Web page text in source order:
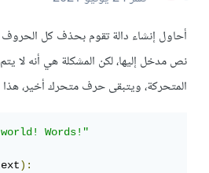
نص مدخل إليها، لكن المشكلة هي أنه لا
المتحركة، ويتبقى حرف متحرك أخير،
Words!"
):